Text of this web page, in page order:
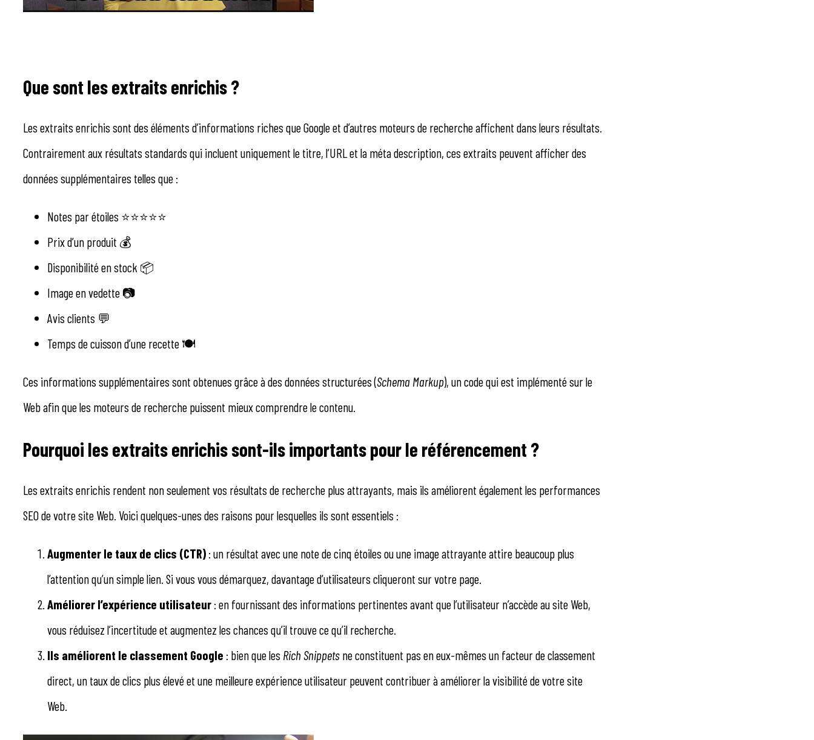
Que sont les extraits enrichis ?
Les extraits enrichis sont des éléments d’informations riches que Google et d’autres moteurs de recherche affichent dans leurs résultats.
Contrairement aux résultats standards qui incluent uniquement le titre, l’URL et la méta description, ces extraits peuvent afficher des
données supplémentaires telles que :
Notes par étoiles ⭐⭐⭐⭐⭐
Prix d’un produit 💰
Disponibilité en stock 📦
Image en vedette 📷
Avis clients 💬
Temps de cuisson d’une recette 🍽️
Ces informations supplémentaires sont obtenues grâce à des données structurées (Schema Markup), un code qui est implémenté sur le
Web afin que les moteurs de recherche puissent mieux comprendre le contenu.
Pourquoi les extraits enrichis sont-ils importants pour le référencement ?
Les extraits enrichis rendent non seulement vos résultats de recherche plus attrayants, mais ils améliorent également les performances
SEO de votre site Web. Voici quelques-unes des raisons pour lesquelles ils sont essentiels :
Augmenter le taux de clics (CTR) : un résultat avec une note de cinq étoiles ou une image attrayante attire beaucoup plus
l’attention qu’un simple lien. Si vous vous démarquez, davantage d’utilisateurs cliqueront sur votre page.
Améliorer l’expérience utilisateur : en fournissant des informations pertinentes avant que l’utilisateur n’accède au site Web,
vous réduisez l’incertitude et augmentez les chances qu’il trouve ce qu’il recherche.
Ils améliorent le classement Google : bien que les Rich Snippets ne constituent pas en eux-mêmes un facteur de classement
direct, un taux de clics plus élevé et une meilleure expérience utilisateur peuvent contribuer à améliorer la visibilité de votre site
Web.